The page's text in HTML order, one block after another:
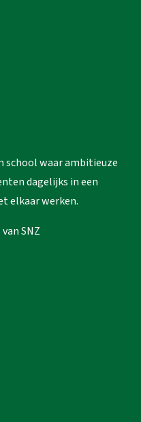
school waar ambitieuze
dagelijks in een
elkaar werken.
SNZ